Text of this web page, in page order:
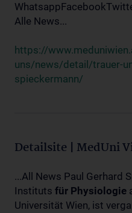
Alle News...
https://
uns/news/detail/trauer-
spieckermann/
Detailsite | MedUni
...All News Paul Gerhard
Instituts für Physiologie
Universität Wien, ist